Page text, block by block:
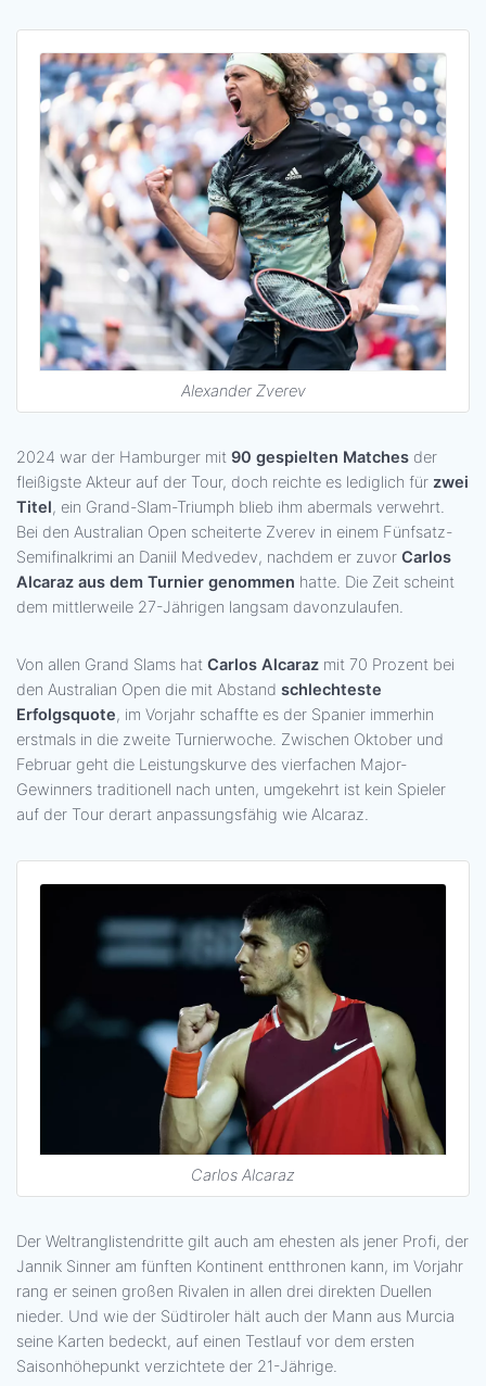
Alexander Zverev
2024 war der Hamburger mit 90 gespielten Matches der
fleißigste Akteur auf der Tour, doch reichte es lediglich für zwei
Titel, ein Grand-Slam-Triumph blieb ihm abermals verwehrt.
Bei den Australian Open scheiterte Zverev in einem Fünfsatz-
Semifinalkrimi an Daniil Medvedev, nachdem er zuvor Carlos
Alcaraz aus dem Turnier genommen hatte. Die Zeit scheint
dem mittlerweile 27-Jährigen langsam davonzulaufen.
Von allen Grand Slams hat Carlos Alcaraz mit 70 Prozent bei
den Australian Open die mit Abstand schlechteste
Erfolgsquote, im Vorjahr schaffte es der Spanier immerhin
erstmals in die zweite Turnierwoche. Zwischen Oktober und
Februar geht die Leistungskurve des vierfachen Major-
Gewinners traditionell nach unten, umgekehrt ist kein Spieler
auf der Tour derart anpassungsfähig wie Alcaraz.
Carlos Alcaraz
Der Weltranglistendritte gilt auch am ehesten als jener Profi, der
Jannik Sinner am fünften Kontinent entthronen kann, im Vorjahr
rang er seinen großen Rivalen in allen drei direkten Duellen
nieder. Und wie der Südtiroler hält auch der Mann aus Murcia
seine Karten bedeckt, auf einen Testlauf vor dem ersten
Saisonhöhepunkt verzichtete der 21-Jährige.